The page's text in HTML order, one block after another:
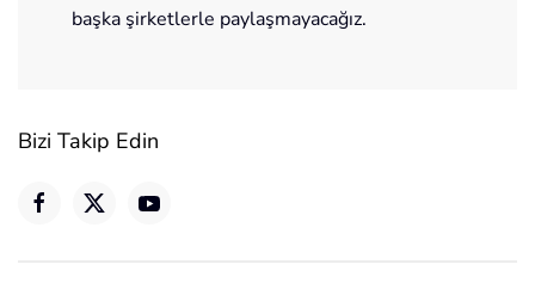
başka şirketlerle paylaşmayacağız.
Bizi Takip Edin